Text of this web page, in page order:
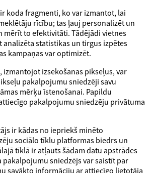
koda fragmenti, ko var izmantot, lai
rīcību; tas ļauj personalizēt un
mērīt to efektivitāti. Tādējādi vietnes
analizēta statistikas un tirgus izpētes
kampaņas var optimizēt.
izmantojot izsekošanas pikseļus, var
pakalpojumu sniedzēji savu
mērķu īstenošanai. Papildu
pakalpojumu sniedzēju privātuma
ir kādas no iepriekš minēto
sociālo tīklu platformas biedrs un
tīklā ir atļauts šādam datu apstrādes
pakalpojumu sniedzējs var saistīt par
savākto informāciju ar attiecīgo lietotāja